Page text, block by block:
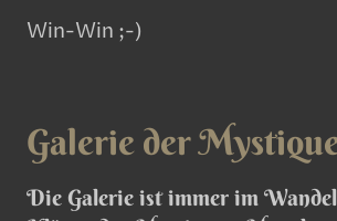
Win-Win ;-)
Galerie der
Die Galerie ist immer im